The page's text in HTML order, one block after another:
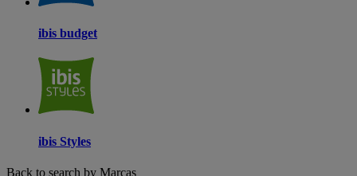
ibis budget
ibis Styles
Back to search by Marcas